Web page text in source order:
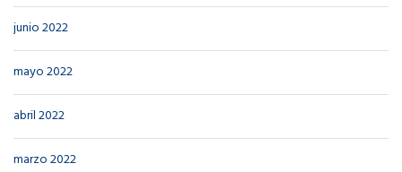
junio 2022
mayo 2022
abril 2022
marzo 2022